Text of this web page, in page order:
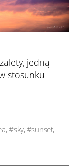
jedną
stosunku
,#sky, #sunset,